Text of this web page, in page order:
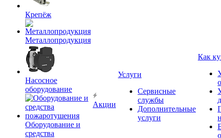
Крепёж
Металлопродукция
Насосное
оборудование
Оборудование и
средства
Акции
Услуги
Сервисные
службы
Дополнительные
услуги
Как